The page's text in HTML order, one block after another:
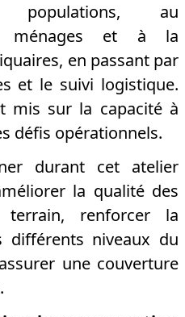
populations, au
ménages et à la
en passant par
et le suivi logistique.
mis sur la capacité à
défis opérationnels.
durant cet atelier
la qualité des
renforcer la
différents niveaux du
une couverture